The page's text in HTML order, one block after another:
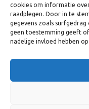
cookies om informatie
raadplegen. Door in te
gegevens zoals surfgedrag
geen toestemming geeft
nadelige invloed hebben
E-mail: info@8rhk.nl
Telefoonnummers
Privacyverklaring